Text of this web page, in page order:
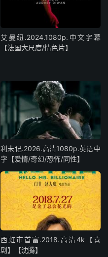
艾曼纽.2024.1080p.中文字幕
【法国大尺度/情色片】
利未记.2026.高清1080p.英语中
字【爱情/奇幻/恐怖/同性】
西虹市首富.2018.高清4k【喜
剧】【沈腾】